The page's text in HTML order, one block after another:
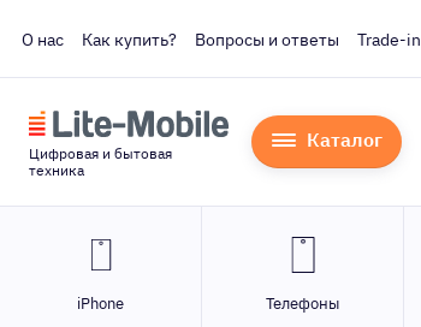
О нас Как купить? Вопросы и ответы Trade-in
Цифровая и бытовая
техника
Каталог
iPhone Телефоны